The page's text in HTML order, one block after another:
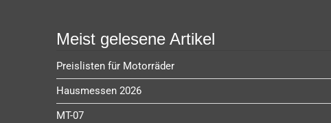
Meist gelesene Artikel
Preislisten für Motorräder
Hausmessen 2026
MT-07